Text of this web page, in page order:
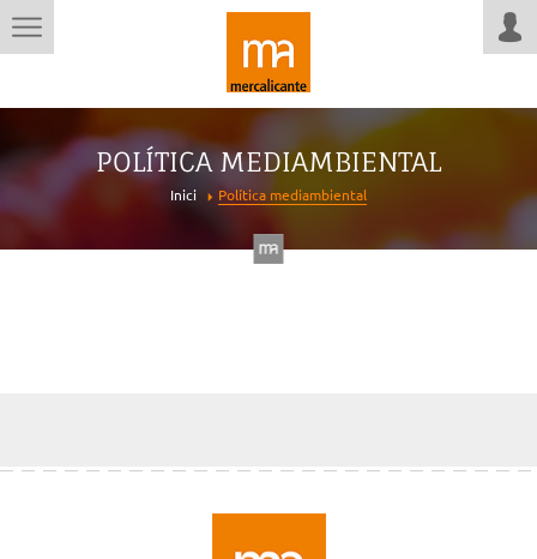
POLÍTICA MEDIAMBIENTAL
Inici Política mediambiental